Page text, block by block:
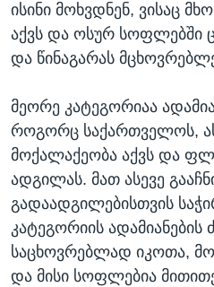
ისინი მოხვდნენ, ვისაც
აქვს და ოსურ სოფლებში
და წინაგარას
მეორე კატეგორიაა
როგორც საქართველოს,
მოქალაქეობა აქვს და
ადგილას. მათ ასევე
გადაადგილებისთვის
კატეგორიის ადამიანების
საცხოვრებლად იკოთა,
და მისი სოფლებია